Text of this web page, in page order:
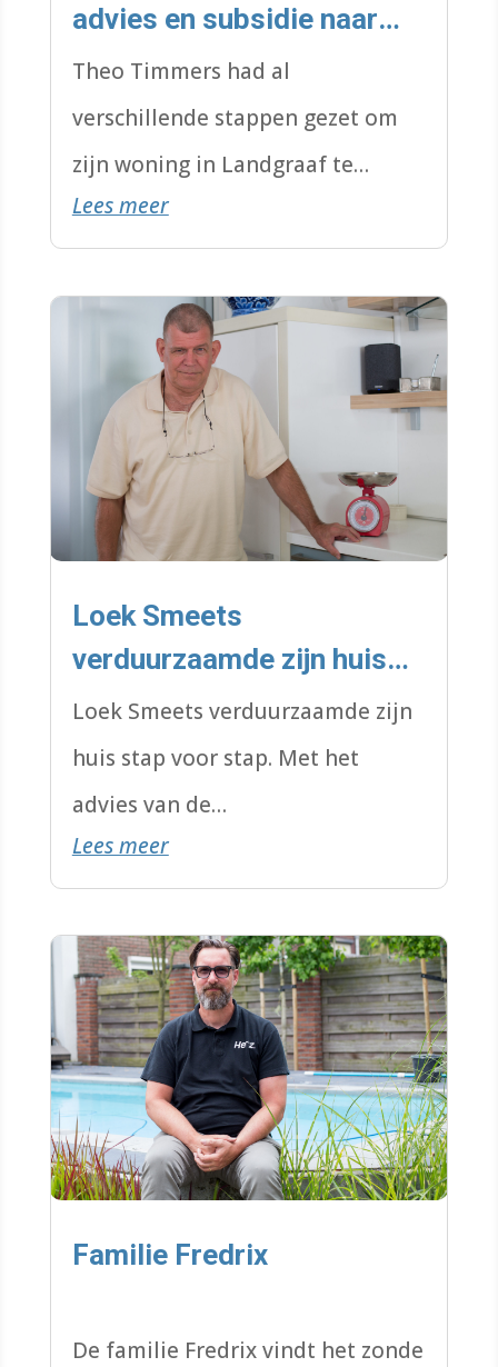
advies en subsidie naar
een goed geïsoleerd en
comfortabel huis
Theo Timmers had al
verschillende stappen gezet om
zijn woning in Landgraaf te
verduurzamen. Eén onderdeel
stond echter nog open: het
isoleren van de kruipruimte. Met
advies van de WoonWijzerWinkel
Limburg besloot hij ook met deze
maatregel aan de slag te gaan.
Lees meer
Loek Smeets
verduurzaamde zijn huis
stap voor stap.
Loek Smeets verduurzaamde zijn
huis stap voor stap. Met het
advies van de
energiebespaarcoach van de
WoonWijzerWinkel Limburg kon
hij het hele
verduurzamingstraject afronden.
Lees meer
Familie Fredrix
De familie Fredrix vindt het zonde